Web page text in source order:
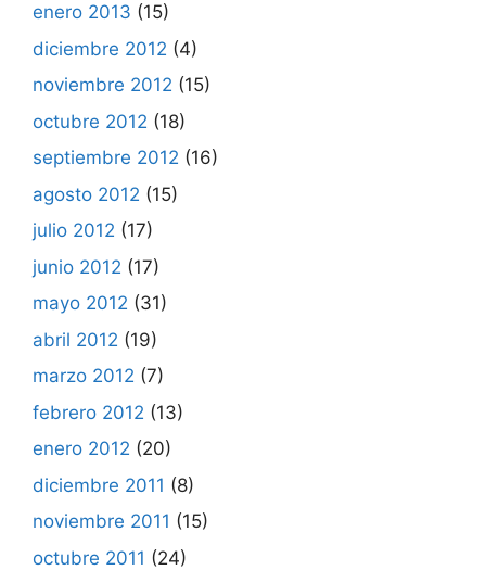
enero 2013 (15)
diciembre 2012 (4)
noviembre 2012 (15)
octubre 2012 (18)
septiembre 2012 (16)
agosto 2012 (15)
julio 2012 (17)
junio 2012 (17)
mayo 2012 (31)
abril 2012 (19)
marzo 2012 (7)
febrero 2012 (13)
enero 2012 (20)
diciembre 2011 (8)
noviembre 2011 (15)
octubre 2011 (24)